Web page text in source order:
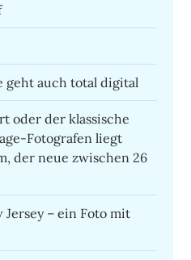
geht auch total digital
oder der klassische
Fotografen liegt
der neue zwischen 26
Jersey – ein Foto mit